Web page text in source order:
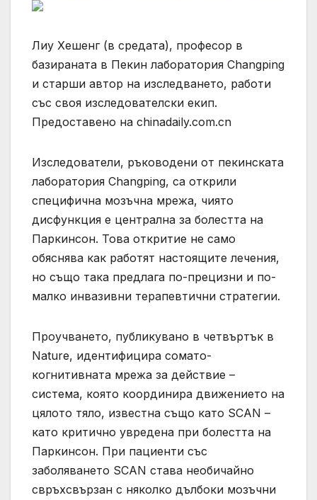
Лиу Хешенг (в средата), професор в
базираната в Пекин лаборатория Changping
и старши автор на изследването, работи
със своя изследователски екип.
Предоставено на chinadaily.com.cn
Изследователи, ръководени от пекинската
лаборатория Changping, са открили
специфична мозъчна мрежа, чиято
дисфункция е централна за болестта на
Паркинсон. Това откритие не само
обяснява как работят настоящите лечения,
но също така предлага по-прецизни и по-
малко инвазивни терапевтични стратегии.
Проучването, публикувано в четвъртък в
Nature, идентифицира сомато-
когнитивната мрежа за действие –
система, която координира движението на
цялото тяло, известна също като SCAN –
като критично увредена при болестта на
Паркинсон. При пациенти със
заболяването SCAN става необичайно
свръхсвързан с няколко дълбоки мозъчни